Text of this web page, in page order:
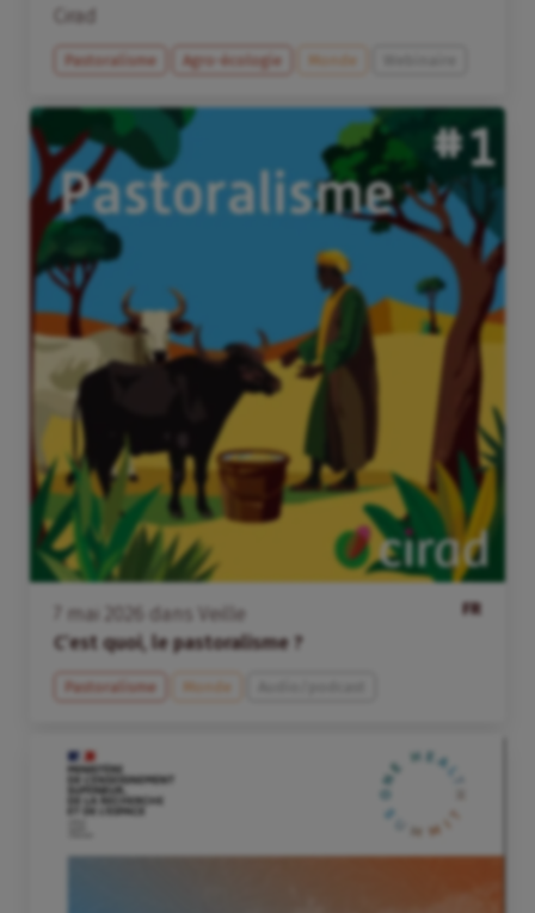
Cirad
Pastoralisme Agro-écologie Monde
FR
mai dans
Veille
C’est quoi, le pastoralisme ?
Pastoralisme Monde